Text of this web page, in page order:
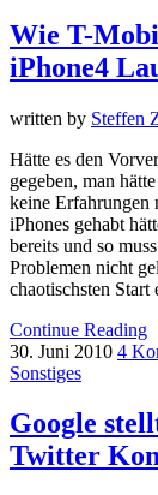
Wie T-
iPhone4
written by Steffen
Hätte es den
gegeben, man
keine Erfahrungen
iPhones gehabt
bereits und so
Problemen nicht
chaotischsten Start
Continue Reading
30. Juni 2010 4
Sonstiges
Google
Twitter